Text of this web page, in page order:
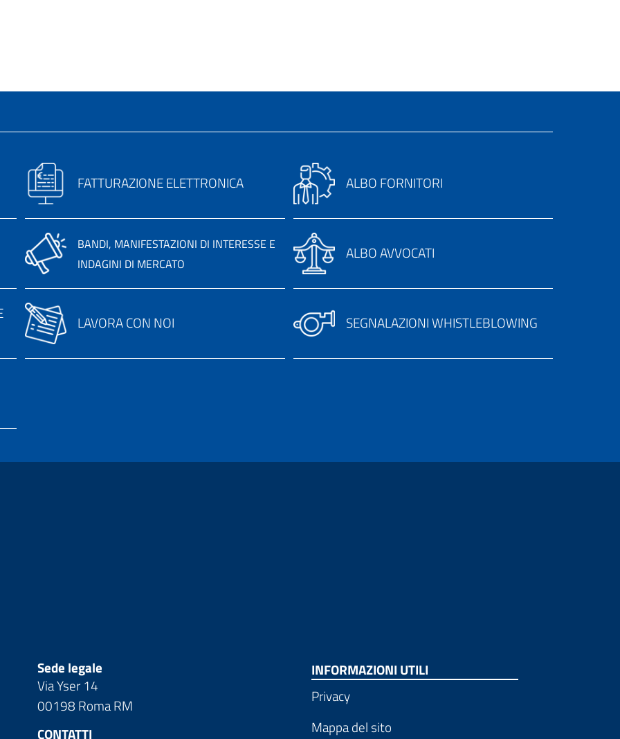
FATTURAZIONE ELETTRONICA ALBO FORNITORI
BANDI, MANIFESTAZIONI DI INTERESSE E
INDAGINI DI MERCATO
ALBO AVVOCATI
LAVORA CON NOI SEGNALAZIONI WHISTLEBLOWING
Sede legale
Via Yser 14
00198 Roma RM
CONTATTI
INFORMAZIONI UTILI
Privacy
Mappa del sito